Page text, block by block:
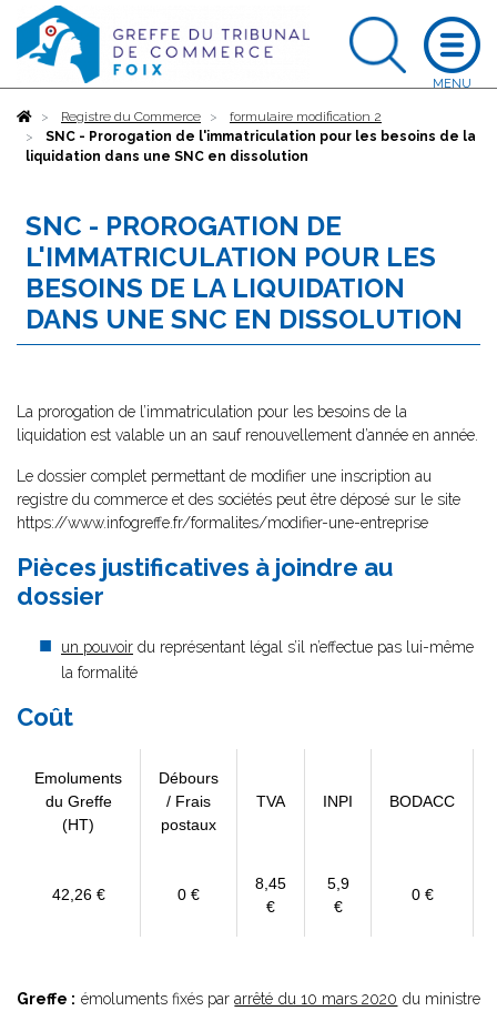
AccueilRegistre du Commerce
formulaire modification 2
SNC - Prorogation de l'immatriculation pour les besoins de la
liquidation dans une SNC en dissolution
SNC - PROROGATION DE
L'IMMATRICULATION POUR LES
BESOINS DE LA LIQUIDATION
DANS UNE SNC EN DISSOLUTION
La prorogation de l’immatriculation pour les besoins de la
liquidation est valable un an sauf renouvellement d’année en année.
Le dossier complet permettant de modifier une inscription au
registre du commerce et des sociétés peut être déposé sur le site
https://www.infogreffe.fr/formalites/modifier-une-entreprise
Pièces justificatives à joindre au
dossier
un pouvoir du représentant légal s’il n’effectue pas lui-même
la formalité
Coût
Emoluments
du Greffe
(HT)
Débours
/ Frais
postaux
TVA INPI BODACC
42,26 € 0 €
8,45
€
5,9
€
0 €
Greffe : émoluments fixés pararrêté du 10 mars 2020 du ministre